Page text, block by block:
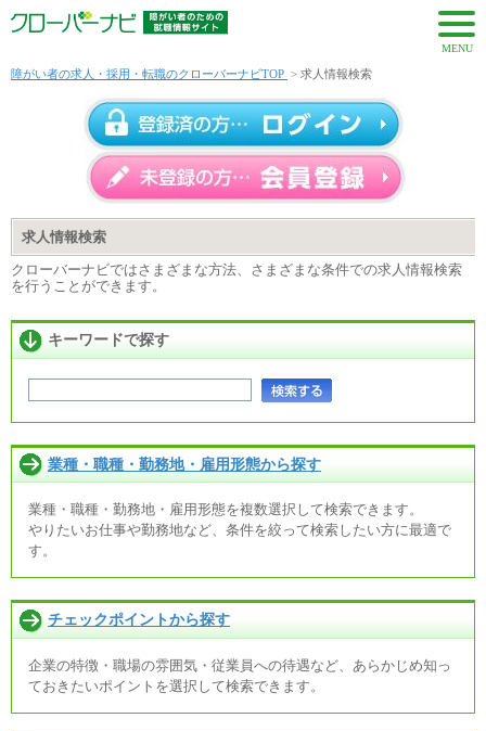
MENU
障がい者の求人・採用・転職のクローバーナビTOP > 求人情報検索
求人情報検索
クローバーナビではさまざまな方法、さまざまな条件での求人情報検索
を行うことができます。
キーワードで探す
業種・職種・勤務地・雇用形態から探す
業種・職種・勤務地・雇用形態を複数選択して検索できます。
やりたいお仕事や勤務地など、条件を絞って検索したい方に最適で
す。
チェックポイントから探す
企業の特徴・職場の雰囲気・従業員への待遇など、あらかじめ知っ
ておきたいポイントを選択して検索できます。